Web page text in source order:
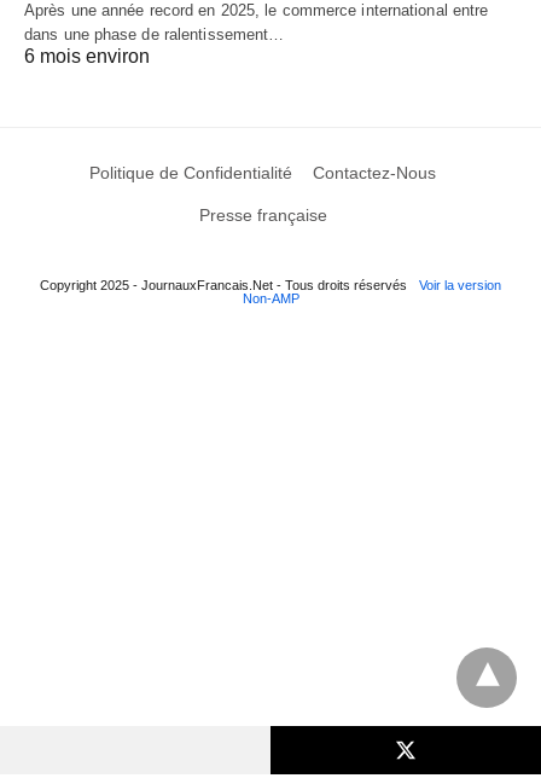
Après une année record en 2025, le commerce international entre
dans une phase de ralentissement…
6 mois environ
Politique de Confidentialité Contactez-Nous
Presse française
Copyright 2025 - JournauxFrancais.Net - Tous droits réservés
Voir la version
Non-AMP